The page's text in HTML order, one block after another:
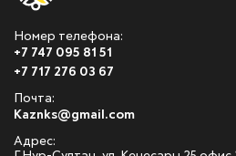
Номер телефона:
+7 747 095 81 51
+7 717 276 03 67
Почта:
Kaznks@gmail.com
Адрес: